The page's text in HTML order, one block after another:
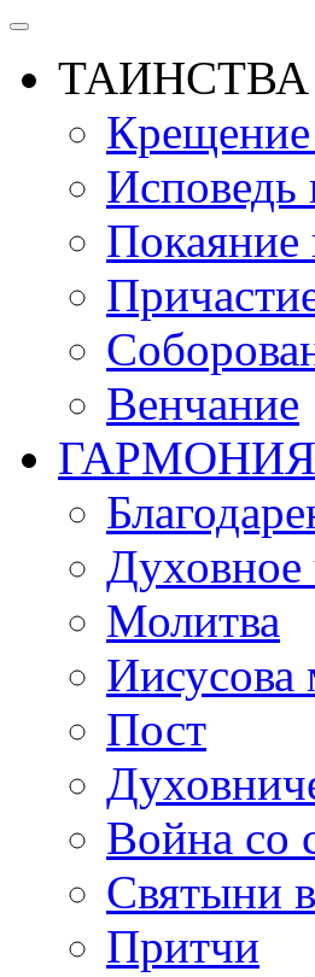
Исповедь
Покаяние
Венчание
Духовное
Молитва
Иисусова
Пост
Война со
Святыни
Притчи